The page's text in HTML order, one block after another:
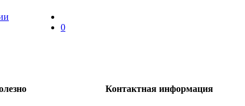
0
Контактная информация